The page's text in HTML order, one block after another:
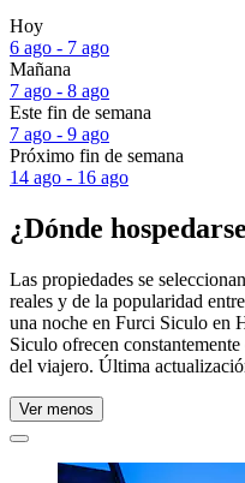
Hoy
6 ago - 7 ago
Mañana
7 ago - 8 ago
Este fin de semana
7 ago - 9 ago
Próximo fin de semana
14 ago - 16 ago
¿Dónde
Las propiedades se
reales y de la popularidad
una noche en Furci Siculo en
Siculo ofrecen
del viajero. Última
Ver menos